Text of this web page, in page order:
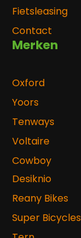
Fietsleasing
Contact
Merken
Oxford
Yoors
Tenways
Voltaire
Cowboy
Desiknio
Reany Bikes
Super Bicycles